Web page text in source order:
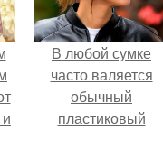
В любой сумке
часто валяется
обычный
пластиковый